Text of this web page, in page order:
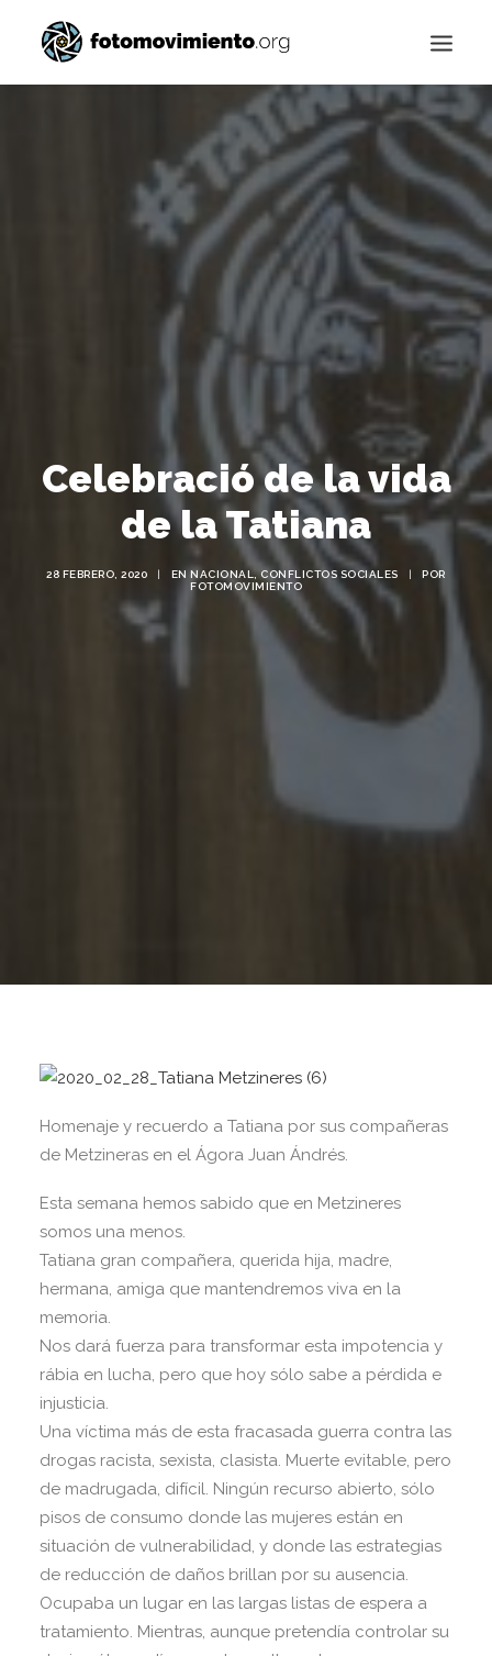
Celebració de la vida
de la Tatiana
28 FEBRERO, 2020 | ENNACIONAL,CONFLICTOS SOCIALES |
POR
FOTOMOVIMIENTO
Homenaje y recuerdo a Tatiana por sus compañeras
de Metzineras en el Ágora Juan Ándrés.
Esta semana hemos sabido que en Metzineres
somos una menos.
Tatiana gran compañera, querida hija, madre,
hermana, amiga que mantendremos viva en la
memoria.
Nos dará fuerza para transformar esta impotencia y
rábia en lucha, pero que hoy sólo sabe a pérdida e
injusticia.
Una víctima más de esta fracasada guerra contra las
drogas racista, sexista, clasista. Muerte evitable, pero
de madrugada, difícil. Ningún recurso abierto, sólo
pisos de consumo donde las mujeres están en
situación de vulnerabilidad, y donde las estrategias
de reducción de daños brillan por su ausencia.
Ocupaba un lugar en las largas listas de espera a
tratamiento. Mientras, aunque pretendía controlar su